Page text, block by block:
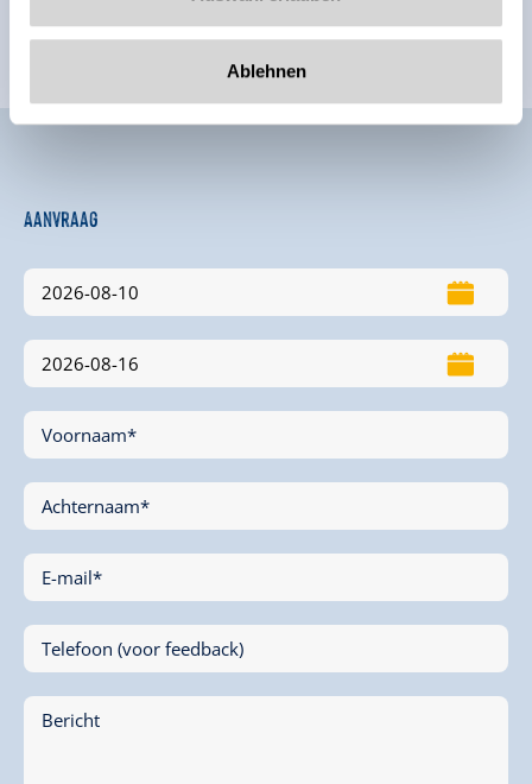
Ablehnen
Aanvraag
Voornaam*
Achternaam*
E-mail*
Telefoon (voor feedback)
Bericht